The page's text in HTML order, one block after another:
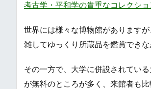
考古学・平和学の貴重なコレクショ
世界には様々な博物館があります
雑してゆっくり所蔵品を鑑賞でき
その一方で、大学に併設されてい
が無料のところが多く、来館者も